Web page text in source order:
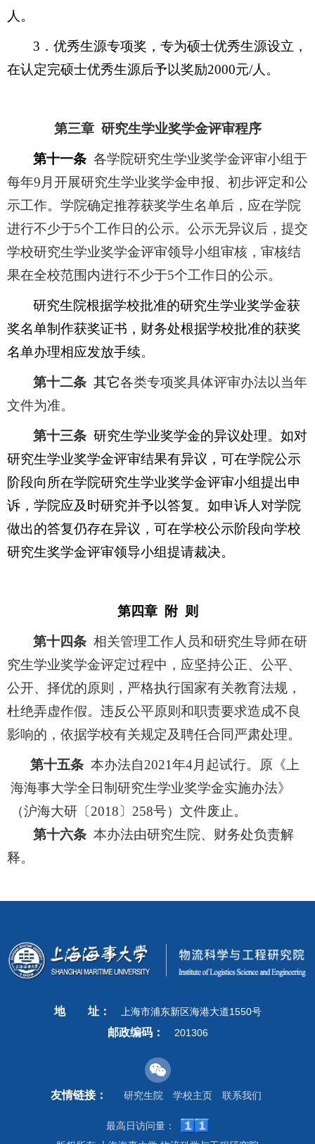
人。
3 ．优秀生源专项奖，专为硕士优秀生源设立，
在认定完硕士优秀生源后予以奖励2000元/人。
第三章 研究生学业奖学金评审程序
第十一条 各学院研究生学业奖学金评审小组于
每年9月开展研究生学业奖学金申报、初步评定和公
示工作。学院确定推荐获奖学生名单后，应在学院
进行不少于5个工作日的公示。公示无异议后，提交
学校研究生学业奖学金评审领导小组审核，审核结
果在全校范围内进行不少于5个工作日的公示。
研究生院根据学校批准的研究生学业奖学金获
奖名单制作获奖证书，财务处根据学校批准的获奖
名单办理相应发放手续。
第十二条 其它各类专项奖具体评审办法以当年
文件为准。
第十三条 研究生学业奖学金的异议处理。如对
研究生学业奖学金评审结果有异议，可在学院公示
阶段向所在学院研究生学业奖学金评审小组提出申
诉，学院应及时研究并予以答复。如申诉人对学院
做出的答复仍存在异议，可在学校公示阶段向学校
研究生奖学金评审领导小组提请裁决。
第四章 附 则
第十四条 相关管理工作人员和研究生导师在研
究生学业奖学金评定过程中，应坚持公正、公平、
公开、择优的原则，严格执行国家有关教育法规，
杜绝弄虚作假。违反公平原则和职责要求造成不良
影响的，依据学校有关规定及聘任合同严肃处理。
第十五条 本办法自2021年4月起试行。原《上
海海事大学全日制研究生学业奖学金实施办法》
（沪海大研〔2018〕258号）文件废止。
第十六条 本办法由研究生院、财务处负责解
释。
地 址： 上海市浦东新区海港大道1550号
邮政编码： 201306
友情链接： 研究生院 学校主页 联系我们
最高日访问量：